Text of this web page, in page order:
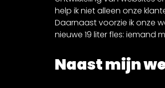
help ik niet alleen onze
Daarnaast voorzie ik onze
nieuwe 19 liter fles: iemand
Naast mijn